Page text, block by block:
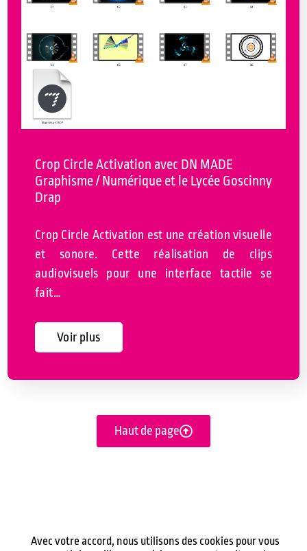
Crop Circle Activation avec DN MADE
Graphisme / Numérique et le Lycée Goscinny
Drap
Crop Circle Activation est une création visuelle
et sonore. Cette réalisation de clips
audiovisuels pour une interface tactile se
fait…
Voir plus
Haut de page
Avec votre accord, nous utilisons des cookies pour vous